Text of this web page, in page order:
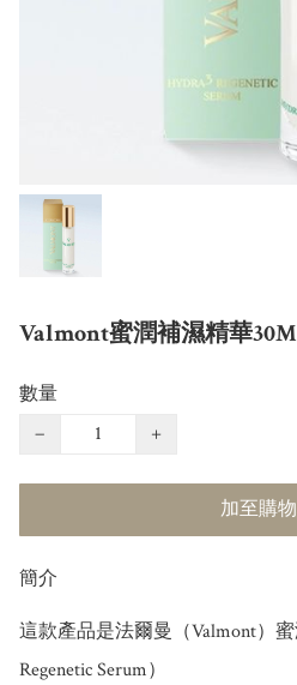
Valmont蜜潤補濕精華
數量
−
+
加至購
簡介
這款產品是法爾曼（Valmont）
Regenetic Serum）